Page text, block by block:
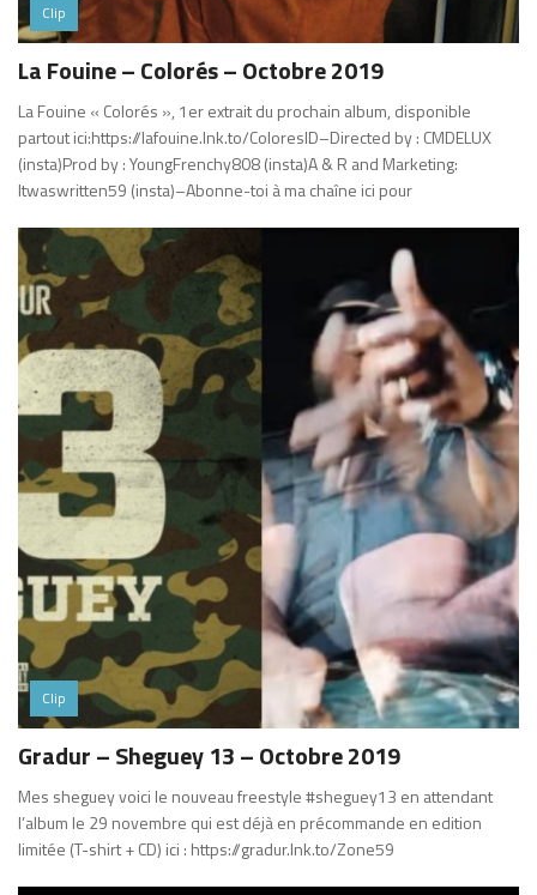
Clip
La Fouine – Colorés – Octobre 2019
La Fouine « Colorés », 1er extrait du prochain album, disponible
partout ici:https://lafouine.lnk.to/ColoresID–Directed by : CMDELUX
(insta)Prod by : YoungFrenchy808 (insta)A & R and Marketing:
Itwaswritten59 (insta)–Abonne-toi à ma chaîne ici pour
Clip
Gradur – Sheguey 13 – Octobre 2019
Mes sheguey voici le nouveau freestyle #sheguey13 en attendant
l’album le 29 novembre qui est déjà en précommande en edition
limitée (T-shirt + CD) ici : https://gradur.lnk.to/Zone59